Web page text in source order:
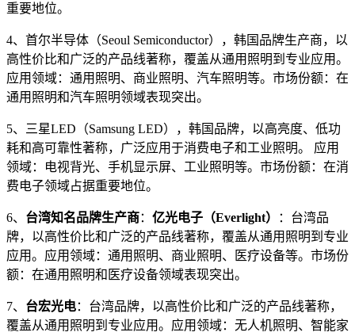
重要地位。
4、首尔半导体（Seoul Semiconductor），韩国品牌生产商，以
高性价比和广泛的产品线著称，覆盖从通用照明到专业应用。
应用领域：通用照明、商业照明、汽车照明等。市场份额：在
通用照明和汽车照明领域表现突出。
5、三星LED（Samsung LED），韩国品牌，以高亮度、低功
耗和高可靠性著称，广泛应用于消费电子和工业照明。 应用
领域：电视背光、手机显示屏、工业照明等。市场份额：在消
费电子领域占据重要地位。
6、 台湾知名品牌生产商： 亿光电子（Everlight）
：台湾品
牌，以高性价比和广泛的产品线著称，覆盖从通用照明到专业
应用。应用领域：通用照明、商业照明、医疗设备等。市场份
额：在通用照明和医疗设备领域表现突出。
7、 台宏光电：台湾品牌，以高性价比和广泛的产品线著称，
覆盖从通用照明到专业应用。应用领域：无人机照明、智能家